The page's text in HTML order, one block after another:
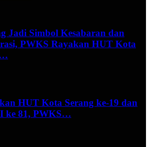
Jadi Simbol Kesabaran dan
PWKS Rayakan HUT Kota
HUT Kota Serang ke-19 dan
ke 81, PWKS…